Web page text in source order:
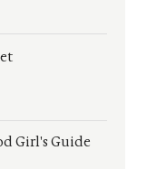
Girl's Guide